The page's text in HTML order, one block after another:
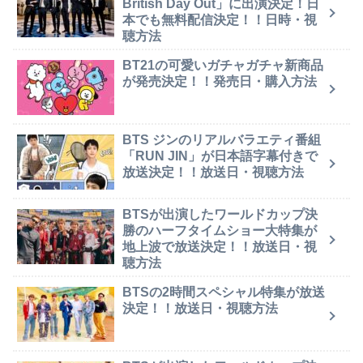
British Day Out」に出演決定！日
本でも無料配信決定！！日時・視
聴方法
BT21の可愛いガチャガチャ新商品
が発売決定！！発売日・購入方法
BTS ジンのリアルバラエティ番組
「RUN JIN」が日本語字幕付きで
放送決定！！放送日・視聴方法
BTSが出演したワールドカップ決
勝のハーフタイムショー大特集が
地上波で放送決定！！放送日・視
聴方法
BTSの2時間スペシャル特集が放送
決定！！放送日・視聴方法